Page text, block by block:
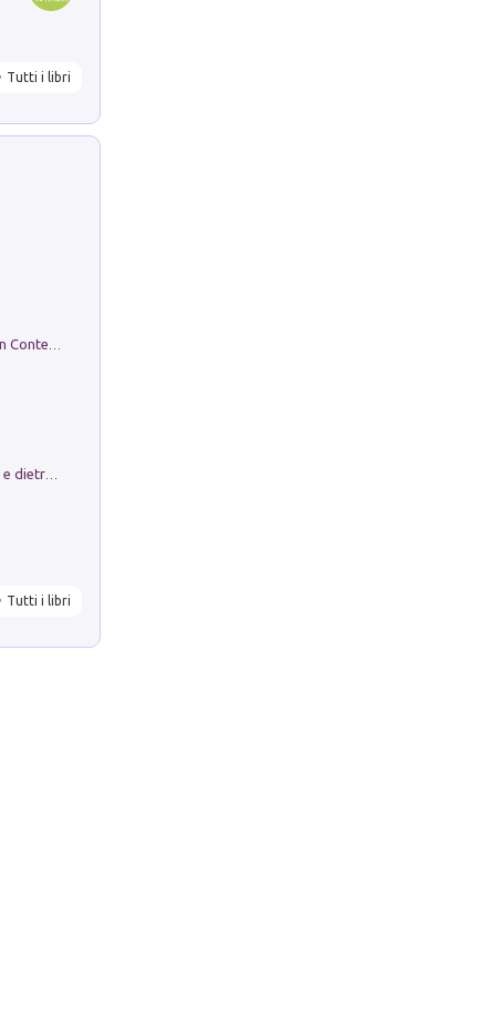
Tutti i libri
in alto! Livello A1. Con CD-Audio. Con Contenuto digitale per accesso on line
Tutti i libri